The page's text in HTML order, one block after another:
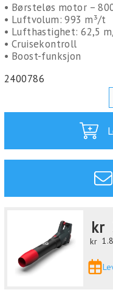
• Børsteløs motor –
• Luftvolum: 993 m³/t
• Lufthastighet: 62,5
• Cruisekontroll
• Boost-funksjon
2400786
kr
kr